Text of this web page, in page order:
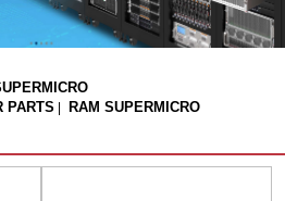
PARTS RAM SUPERMICRO